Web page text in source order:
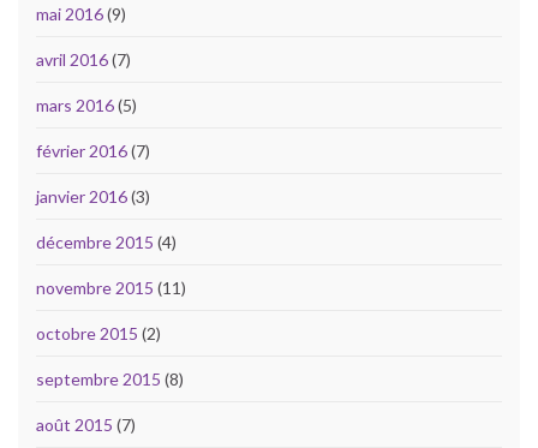
mai 2016(9)
avril 2016(7)
mars 2016(5)
février 2016(7)
janvier 2016(3)
décembre 2015 (4)
novembre 2015 (11)
octobre 2015 (2)
septembre 2015 (8)
août 2015 (7)